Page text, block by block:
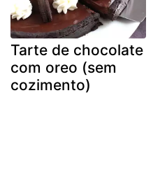
Tarte de chocolate
com oreo (sem
cozimento)